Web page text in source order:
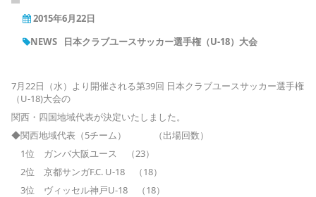
2015年6月22日
NEWS
日本クラブユースサッカー選手権（U-18）大会
7月22日（水）より開催される第39回 日本クラブユースサッカー選手権
（U-18)大会の
関西・四国地域代表が決定いたしました。
◆関西地域代表（5チーム） （出場回数）
1位 ガンバ大阪ユース （23）
2位 京都サンガF.C. U-18 （18）
3位 ヴィッセル神戸U-18 （18）